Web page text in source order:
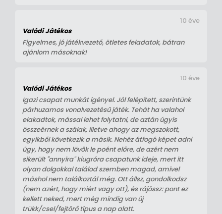
Valódi Játékos
Figyelmes, jó játékvezető, ötletes feladatok, bátran
ajánlom másoknak!
10 éve
Valódi Játékos
Igazi csapat munkát igényel. Jól felépített, szerintünk
párhuzamos vonalvezetésű játék. Tehát ha valahol
elakadtok, mással lehet folytatni, de aztán úgyis
összeérnek a szálak, illetve ahogy az megszokott,
egyikből következik a másik. Nehéz átfogó képet adni
úgy, hogy nem lövök le poént előre, de azért nem
sikerült "annyira" kiugróra csapatunk ideje, mert itt
olyan dolgokkal találod szemben magad, amivel
máshol nem találkoztál még. Ott állsz, gondolkodsz
(nem azért, hogy miért vagy ott), és rájössz: pont ez
kellett neked, mert még mindig van új
trükk/csel/fejtörő típus a nap alatt.
10 éve